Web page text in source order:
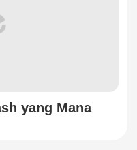
yang Mana